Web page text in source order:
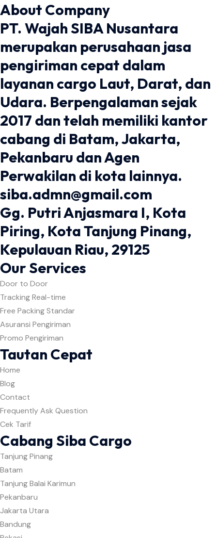
About Company
PT. Wajah SIBA Nusantara
merupakan perusahaan jasa
pengiriman cepat dalam
layanan cargo Laut, Darat, dan
Udara. Berpengalaman sejak
2017 dan telah memiliki kantor
cabang di Batam, Jakarta,
Pekanbaru dan Agen
Perwakilan di kota lainnya.
siba.admn@gmail.com
Gg. Putri Anjasmara I, Kota
Piring, Kota Tanjung Pinang,
Kepulauan Riau, 29125
Our Services
Door to Door
Tracking Real-time
Free Packing Standar
Asuransi Pengiriman
Promo Pengiriman
Tautan Cepat
Home
Blog
Contact
Frequently Ask Question
Cek Tarif
Cabang Siba Cargo
Tanjung Pinang
Batam
Tanjung Balai Karimun
Pekanbaru
Jakarta Utara
Bandung